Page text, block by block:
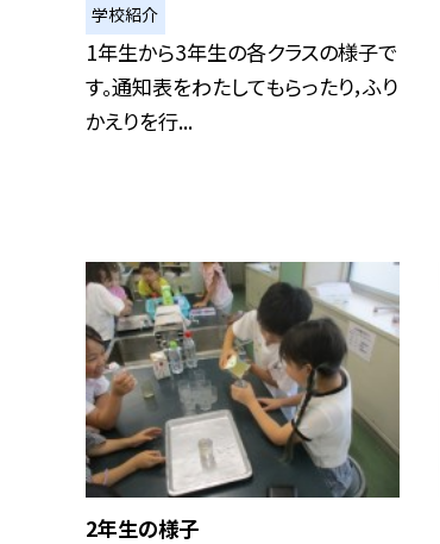
学校紹介
1年生から3年生の各クラスの様子で
す。通知表をわたしてもらったり，ふり
かえりを行...
2年生の様子